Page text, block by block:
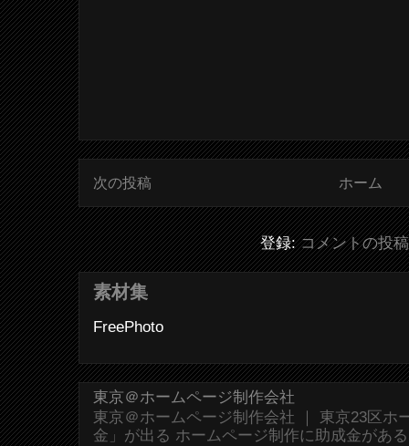
次の投稿 ホーム
登録:コメントの投
素材集
FreePhoto
東京＠ホームページ制作会社
東京＠ホームページ制作会社 ｜ 東京23区ホ
金」が出る ホームページ制作に助成金があ